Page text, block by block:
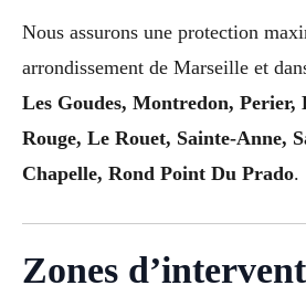
Nous assurons une protection
arrondissement de Marseille et
Les Goudes, Montredon, Perier,
Rouge, Le Rouet, Sainte-Anne,
Chapelle, Rond Point Du Prado.
Zones